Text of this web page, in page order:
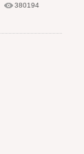
380194